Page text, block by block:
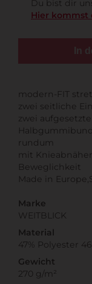
Du bist dir
Hier kommst
In
modern-FIT
zwei seitliche
zwei
rundum
mit
Beweglichkeit
Made in
Marke
WEITBLICK
Material
47% Polyester
Gewicht
270 g/m²